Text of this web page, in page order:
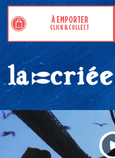
À EMPORTER
CLICK & COLLECT
RESTAURANTS DE
DE LA MER À L’ASSIETTE
Qui sommes-nous ?
Notre métier de mareyeur